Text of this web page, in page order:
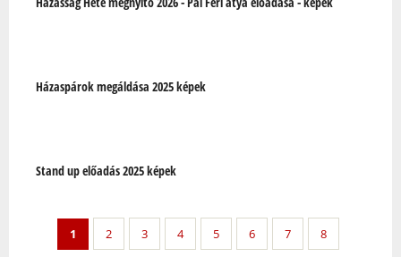
Házaspárok megáldása 2025 képek
Stand up előadás 2025 képek
1 2 3 4 5 6 7 8